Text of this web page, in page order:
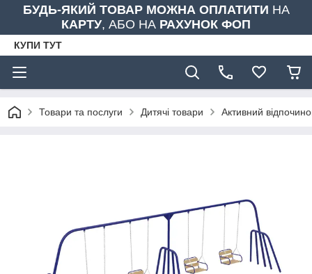
БУДЬ-ЯКИЙ ТОВАР МОЖНА ОПЛАТИТИ НА
КАРТУ, АБО НА РАХУНОК ФОП
КУПИ ТУТ
Товари та послуги Дитячі товари Активний